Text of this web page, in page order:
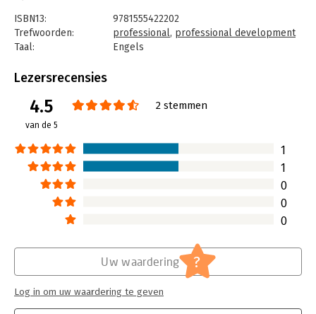
ISBN13:
9781555422202
Trefwoorden:
professional, professional development
Taal:
Engels
Aantal pagina's:
Druk:
1
Lezersrecensies
4.5
van de 5
2 stemmen
1
1
0
0
0
Uw waardering ?
Log in om uw waardering te geven